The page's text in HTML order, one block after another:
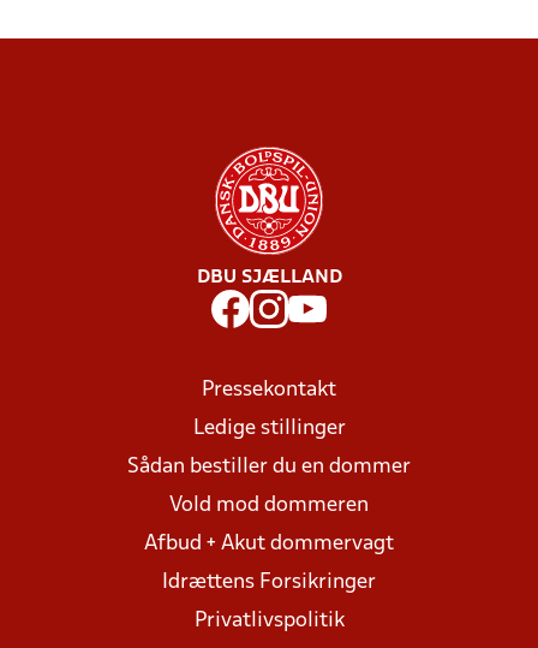
DBU SJÆLLAND
Pressekontakt
Ledige stillinger
Sådan bestiller du en dommer
Vold mod dommeren
Afbud + Akut dommervagt
Idrættens Forsikringer
Privatlivspolitik